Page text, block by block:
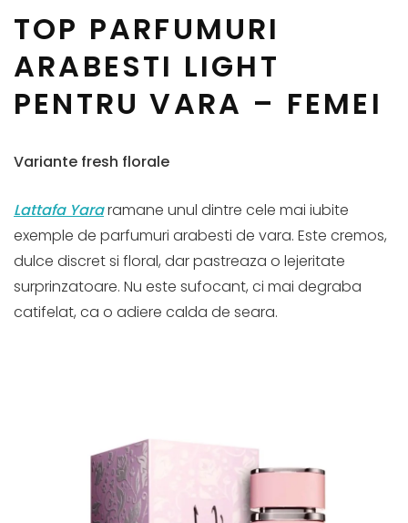
TOP PARFUMURI
ARABESTI LIGHT
PENTRU VARA – FEMEI
Variante fresh florale
Lattafa Yararamane unul dintre cele mai iubite
exemple de parfumuri arabesti de vara. Este cremos,
dulce discret si floral, dar pastreaza o lejeritate
surprinzatoare. Nu este sufocant, ci mai degraba
catifelat, ca o adiere calda de seara.